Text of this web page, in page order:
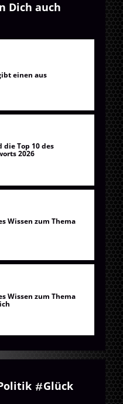
Dich auch
einen aus
die Top 10 des
2026
Wissen zum Thema
Wissen zum Thema
Glück